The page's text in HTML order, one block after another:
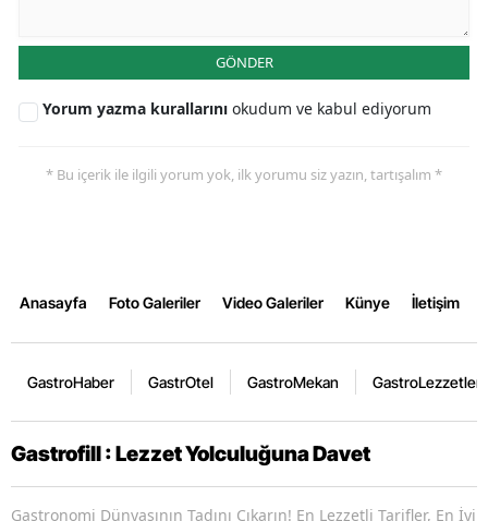
GÖNDER
Yorum yazma kurallarını okudum ve kabul ediyorum
* Bu içerik ile ilgili yorum yok, ilk yorumu siz yazın, tartışalım *
Anasayfa Foto Galeriler Video Galeriler Künye İletişim
GastroHaber GastrOtel GastroMekan GastroLezzetler
Gastrofill : Lezzet Yolculuğuna Davet
Gastronomi Dünyasının Tadını Çıkarın! En Lezzetli Tarifler, En İyi